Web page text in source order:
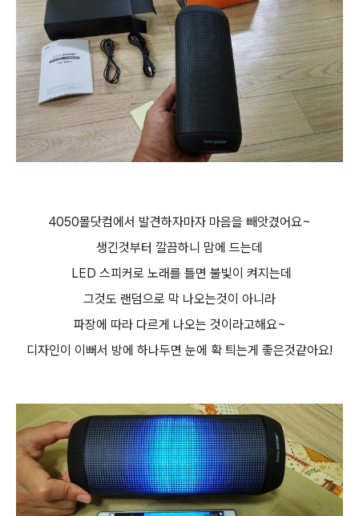
4050몰닷컴에서 발견하자마자 마음을 빼앗겼어요~
생긴것부터 깔끔하니 맘에 드는데
LED 스피커로 노래를 틀면 불빛이 켜지는데
그것도 랜덤으로 막 나오는것이 아니라
파장에 따라 다르게 나오는 것이라고해요~
디자인이 이뻐서 방에 하나두면 눈에 확 틔는게 좋은것같아요!